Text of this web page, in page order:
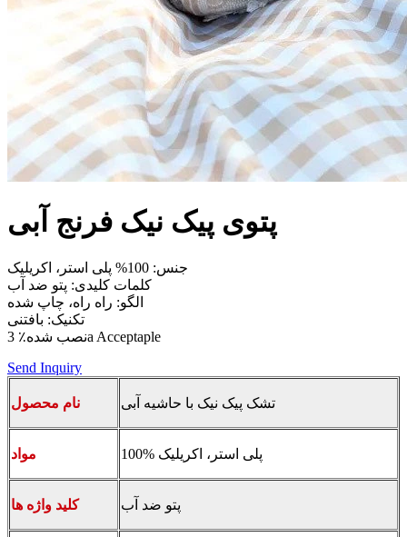
پتوی پیک نیک فرنج آبی
جنس: 100% پلی استر، اکریلیک
کلمات کلیدی: پتو ضد آب
الگو: راه راه، چاپ شده
تکنیک: بافتنی
نصب شده٪ 3a Acceptaple
Send Inquiry
نام محصول تشک پیک نیک با حاشیه آبی
مواد 100% پلی استر، اکریلیک
کلید واژه ها پتو ضد آب